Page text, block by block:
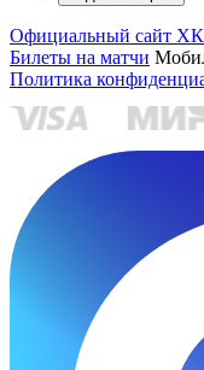
Официальный сайт ХК
Билеты на матчи
Политика